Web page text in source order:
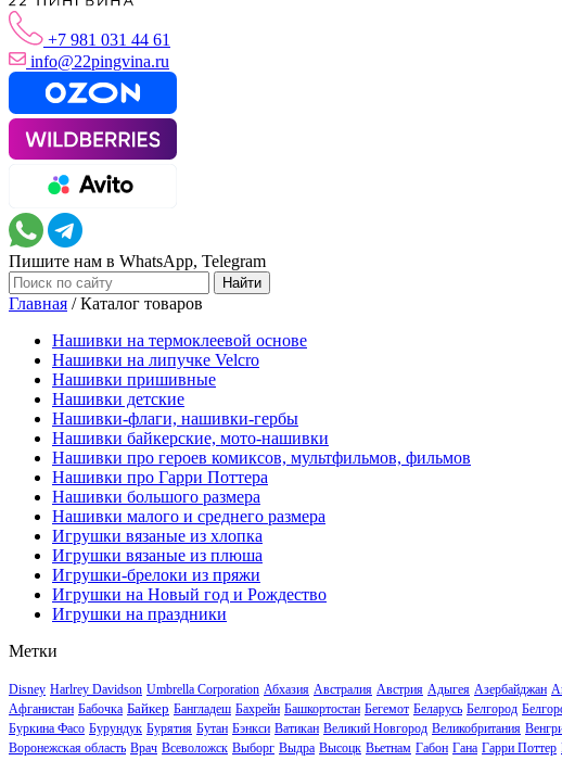
+7 981 031 44 61
info@22pingvina.ru
Пишите нам в WhatsApp, Telegram
Главная /Каталог товаров
Нашивки на термоклеевой основе
Нашивки на липучке Velcro
Нашивки пришивные
Нашивки детские
Нашивки-флаги, нашивки-гербы
Нашивки байкерские, мото-нашивки
Нашивки про героев комиксов, мультфильмов, фильмов
Нашивки про Гарри Поттера
Нашивки большого размера
Нашивки малого и среднего размера
Игрушки вязаные из хлопка
Игрушки вязаные из плюша
Игрушки-брелоки из пряжи
Игрушки на Новый год и Рождество
Игрушки на праздники
Метки
Disney Harlrey Davidson Umbrella Corporation Абхазия Австралия Австрия Адыгея Азербайджан
Афганистан Бабочка Байкер Бангладеш Бахрейн Башкортостан Бегемот Беларусь Белгород
Буркина Фасо Бурундук Бурятия Бутан Бэнкси Ватикан Великий Новгород Великобритания
Воронежская область Врач Всеволожск Выборг Выдра Высоцк Вьетнам Габон Гана Гарри Поттер